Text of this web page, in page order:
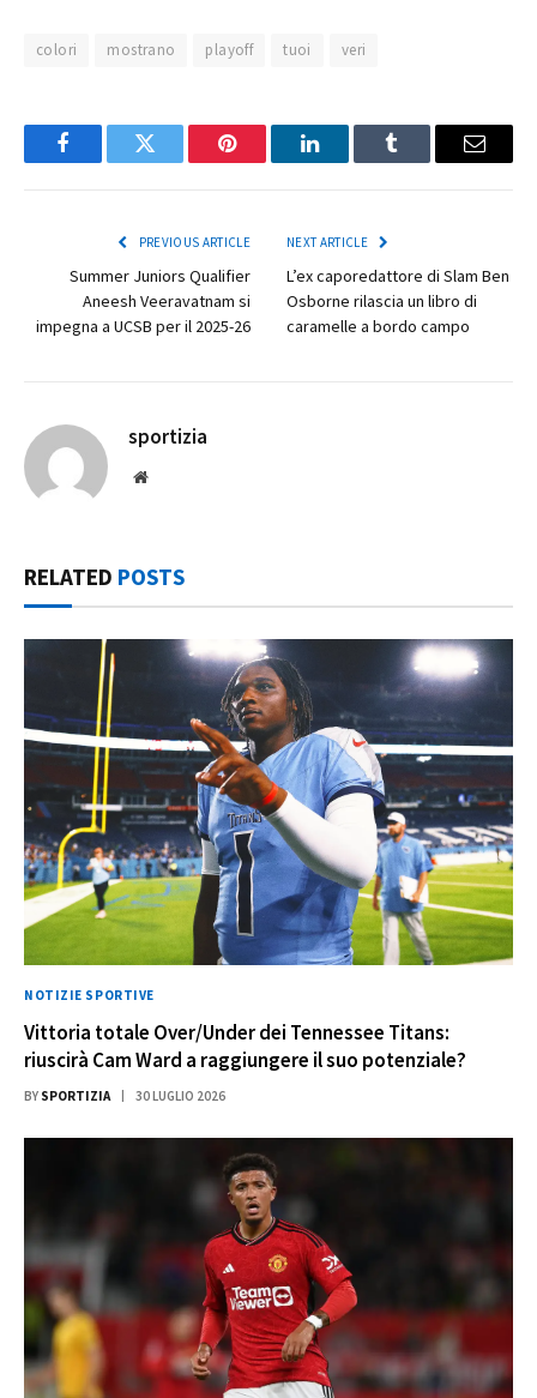
colori mostrano playoff tuoi veri
FacebookTwitter Pinterest LinkedInTumblr Email
PREVIOUS ARTICLE
Summer Juniors Qualifier
Aneesh Veeravatnam si
impegna a UCSB per il 2025-26
NEXT ARTICLE
L’ex caporedattore di Slam Ben
Osborne rilascia un libro di
caramelle a bordo campo
sportizia
Website
RELATED POSTS
NOTIZIE SPORTIVE
Vittoria totale Over/Under dei Tennessee Titans:
riuscirà Cam Ward a raggiungere il suo potenziale?
BY SPORTIZIA 30 LUGLIO 2026